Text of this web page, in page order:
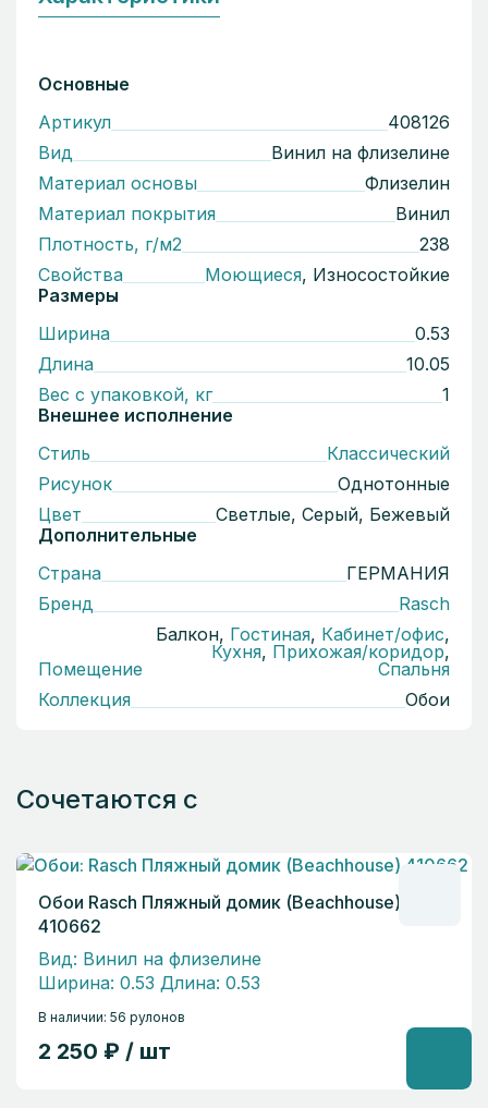
Основные
Артикул
408126
Вид
Винил на флизелине
Материал основы
Флизелин
Материал покрытия
Винил
Плотность, г/м2
238
Свойства
Моющиеся, Износостойкие
Размеры
Ширина
0.53
Длина
10.05
Вес с упаковкой, кг
1
Внешнее исполнение
Стиль
Классический
Рисунок
Однотонные
Цвет
Светлые, Серый, Бежевый
Дополнительные
Страна
ГЕРМАНИЯ
Бренд
Rasch
Помещение
Балкон, Гостиная, Кабинет/офис,
Кухня, Прихожая/коридор,
Спальня
Коллекция
Обои
Сочетаются с
Обои Rasch Пляжный домик (Beachhouse)
410662
Вид: Винил на флизелине
Ширина: 0.53 Длина: 0.53
В наличии: 56 рулонов
2 250 ₽ / шт